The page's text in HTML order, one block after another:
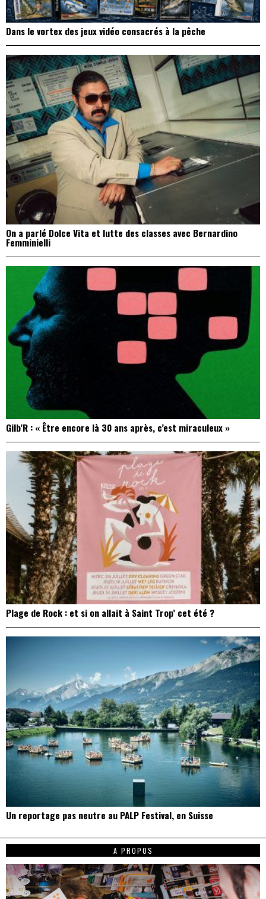
Dans le vortex des jeux vidéo consacrés à la pêche
On a parlé Dolce Vita et lutte des classes avec Bernardino
Femminielli
Gilb’R : « Être encore là 30 ans après, c’est miraculeux »
Plage de Rock : et si on allait à Saint Trop’ cet été ?
Un reportage pas neutre au PALP Festival, en Suisse
A PROPOS